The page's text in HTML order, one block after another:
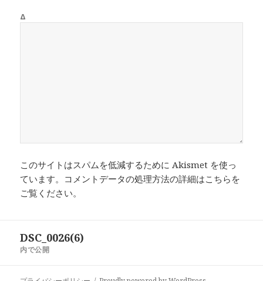
Δ
このサイトはスパムを低減するために Akismet を使っ
ています。 コメントデータの処理方法の詳細はこちらを
ご覧ください。
DSC_0026(6)
内で公開